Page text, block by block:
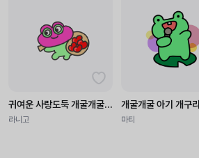
귀여운 사랑도둑 개굴개굴 개구리
라니고
개굴개굴 아기 개구리
마티